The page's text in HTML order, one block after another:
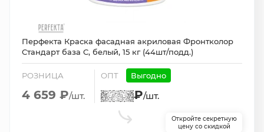
Перфекта Краска фасадная акриловая Фронтколор
Стандарт база C, белый, 15 кг (44шт/подд.)
РОЗНИЦА
4 659 ₽/шт.
ОПТ Выгодно
₽/шт.
Откройте секретную
цену со скидкой